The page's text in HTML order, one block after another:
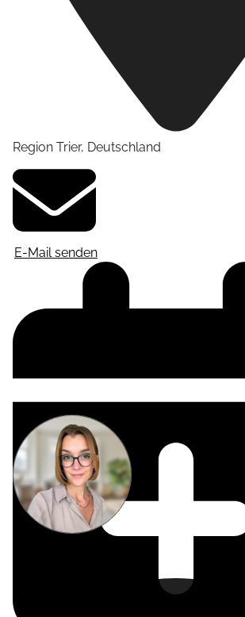
Region Trier, Deutschland
E-Mail senden